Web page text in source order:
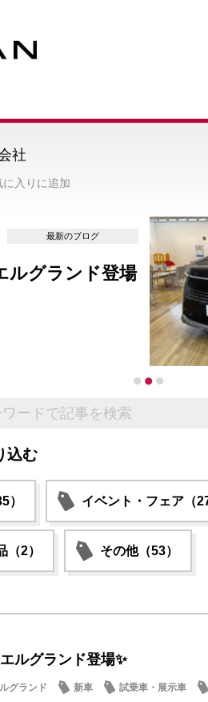
に入りに追加
社
最新のブログ
ルグランド登場
込む
） イベント・フェア（
（2） その他（53）
ルグランド登場✨
グランド 新車 試乗車・展示車